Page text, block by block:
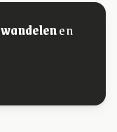
wandelenen